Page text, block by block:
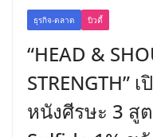
ธุรกิจ-ตลาด บิวตี้
“HEAD &
STRENGTH”
หนังศีรษะ 3 สู